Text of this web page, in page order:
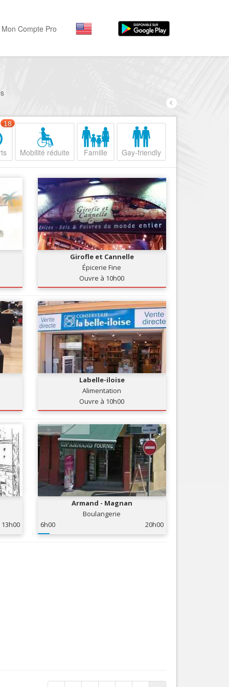
Musées, ...
Sortir
Commerces
Mode, ...
Loisirs
Plages, sports, ...
Services
Tourisme, ...
Nice Promenade du
Nice le Port
Nice le Vieux Nice
Nice les Collines Niçoises
Nice le petit Marais Niçois
Nice la plaine du Var
Nice le Carré d’Or
Mon Compte Pro
18
Mobilité réduite Famille Gay-friendly
Girofle et Cannelle
Épicerie Fine
Ouvre à 10h00
Labelle-iloise
Alimentation
Ouvre à 10h00
13h00
Armand - Magnan
Boulangerie
6h00
20h00